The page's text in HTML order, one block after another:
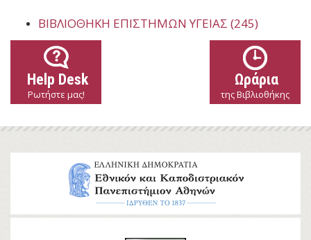
ΒΙΒΛΙΟΘΉΚΗ ΕΠΙΣΤΗΜΏΝ ΥΓΕΊΑΣ (245)
Help Desk
Ρωτήστε μας!
Ωράρια
της Βιβλιοθήκης